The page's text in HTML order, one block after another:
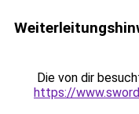
Die von dir
https://